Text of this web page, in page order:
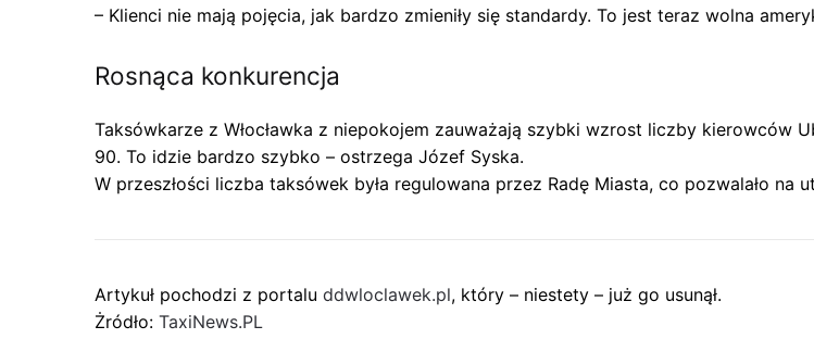
– Klienci nie mają pojęcia, jak bardzo zmieniły się standardy. To jest teraz wolna
Rosnąca konkurencja
Taksówkarze z Włocławka z niepokojem zauważają szybki wzrost liczby kierowców
90. To idzie bardzo szybko – ostrzega Józef Syska.
W przeszłości liczba taksówek była regulowana przez Radę Miasta, co pozwalało
Artykuł pochodzi z portalu ddwloclawek.pl, który – niestety – już go usunął.
Żródło: TaxiNews.PL